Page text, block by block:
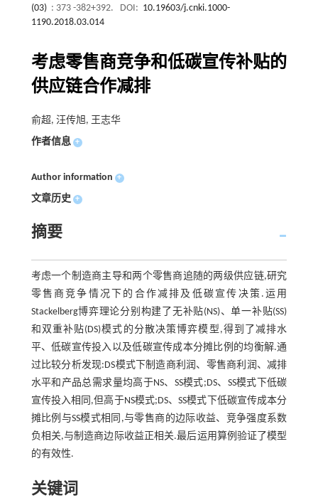
(03) : 373 -382+392. DOI: 10.19603/j.cnki.1000-
1190.2018.03.014
考虑零售商竞争和低碳宣传补贴的
供应链合作减排
俞超, 汪传旭, 王志华
作者信息 +
Author information +
文章历史 +
摘要
考虑一个制造商主导和两个零售商追随的两级供应链,研究
零售商竞争情况下的合作减排及低碳宣传决策.运用
Stackelberg博弈理论分别构建了无补贴(NS)、单一补贴(SS)
和双重补贴(DS)模式的分散决策博弈模型,得到了减排水
平、低碳宣传投入以及低碳宣传成本分摊比例的均衡解.通
过比较分析发现:DS模式下制造商利润、零售商利润、减排
水平和产品总需求量均高于NS、SS模式;DS、SS模式下低碳
宣传投入相同,但高于NS模式;DS、SS模式下低碳宣传成本分
摊比例与SS模式相同,与零售商的边际收益、竞争强度系数
负相关,与制造商边际收益正相关.最后运用算例验证了模型
的有效性.
关键词